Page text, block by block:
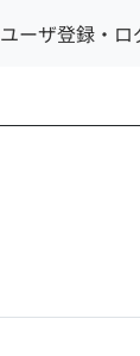
ユーザ登録・ロ